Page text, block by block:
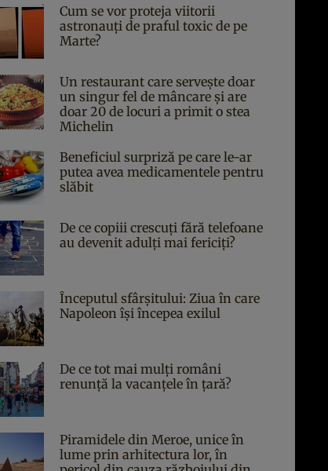
Cum se vor proteja viitorii
astronauți de praful toxic de pe
Marte?
Un restaurant care servește doar
un singur fel de mâncare și are
doar 20 de locuri a primit o stea
Michelin
Beneficiul surpriză pe care le-ar
putea avea medicamentele pentru
slăbit
De ce copiii crescuți fără telefoane
au devenit adulți mai fericiți?
Începutul sfârşitului: Ziua în care
Napoleon îşi începea exilul
De ce tot mai mulți români
renunță la vacanțele în țară?
Piramidele din Meroe, unice în
lume prin arhitectura lor, în